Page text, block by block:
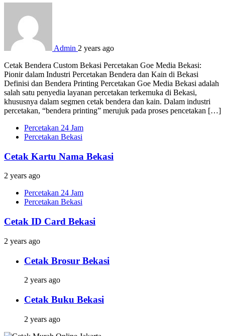
Admin 2 years ago
Cetak Bendera Custom Bekasi Percetakan Goe Media Bekasi:
Pionir dalam Industri Percetakan Bendera dan Kain di Bekasi
Definisi dan Bendera Printing Percetakan Goe Media Bekasi adalah
salah satu penyedia layanan percetakan terkemuka di Bekasi,
khususnya dalam segmen cetak bendera dan kain. Dalam industri
percetakan, “bendera printing” merujuk pada proses pencetakan […]
Percetakan 24 Jam
Percetakan Bekasi
Cetak Kartu Nama Bekasi
2 years ago
Percetakan 24 Jam
Percetakan Bekasi
Cetak ID Card Bekasi
2 years ago
Cetak Brosur Bekasi
2 years ago
Cetak Buku Bekasi
2 years ago